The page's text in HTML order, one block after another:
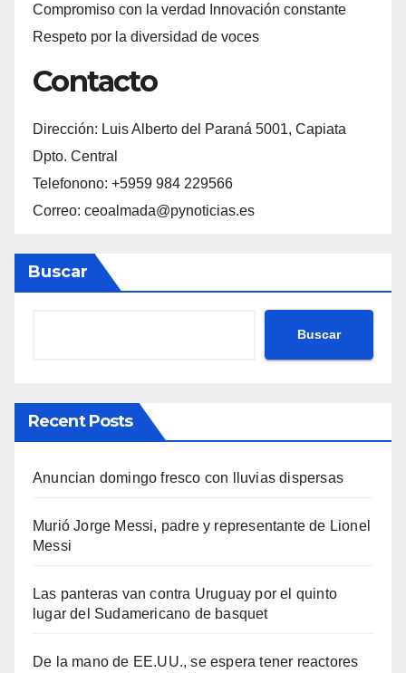
Compromiso con la verdad Innovación constante
Respeto por la diversidad de voces
Contacto
Dirección: Luis Alberto del Paraná 5001, Capiata
Dpto. Central
Telefonono: +5959 984 229566
Correo: ceoalmada@pynoticias.es
Buscar
Buscar
Recent Posts
Anuncian domingo fresco con lluvias dispersas
Murió Jorge Messi, padre y representante de Lionel
Messi
Las panteras van contra Uruguay por el quinto
lugar del Sudamericano de basquet
De la mano de EE.UU., se espera tener reactores